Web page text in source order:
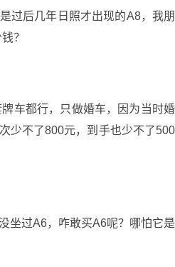
过后几年日照才出现的A8，我朋
？
车都行，只做婚车，因为当时婚
少不了800元，到手也少不了500
坐过A6，咋敢买A6呢？哪怕它是